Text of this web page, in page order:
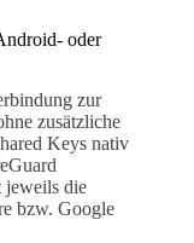
oder
zur
zusätzliche
Keys nativ
jeweils die
bzw. Google